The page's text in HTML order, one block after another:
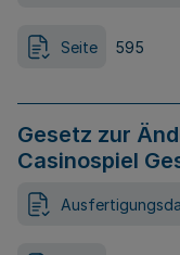
Seite 595
Gesetz zur
Casinospiel